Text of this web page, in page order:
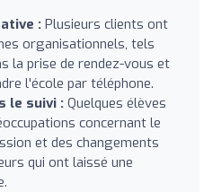
:Plusieurs clients ont
organisationnels, tels
la prise de rendez-vous et
l'école par téléphone.
le suivi : Quelques élèves
concernant le
et des changements
qui ont laissé une